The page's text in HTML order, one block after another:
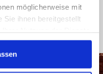
möglicherweise mit
Sie ihnen bereitgestellt